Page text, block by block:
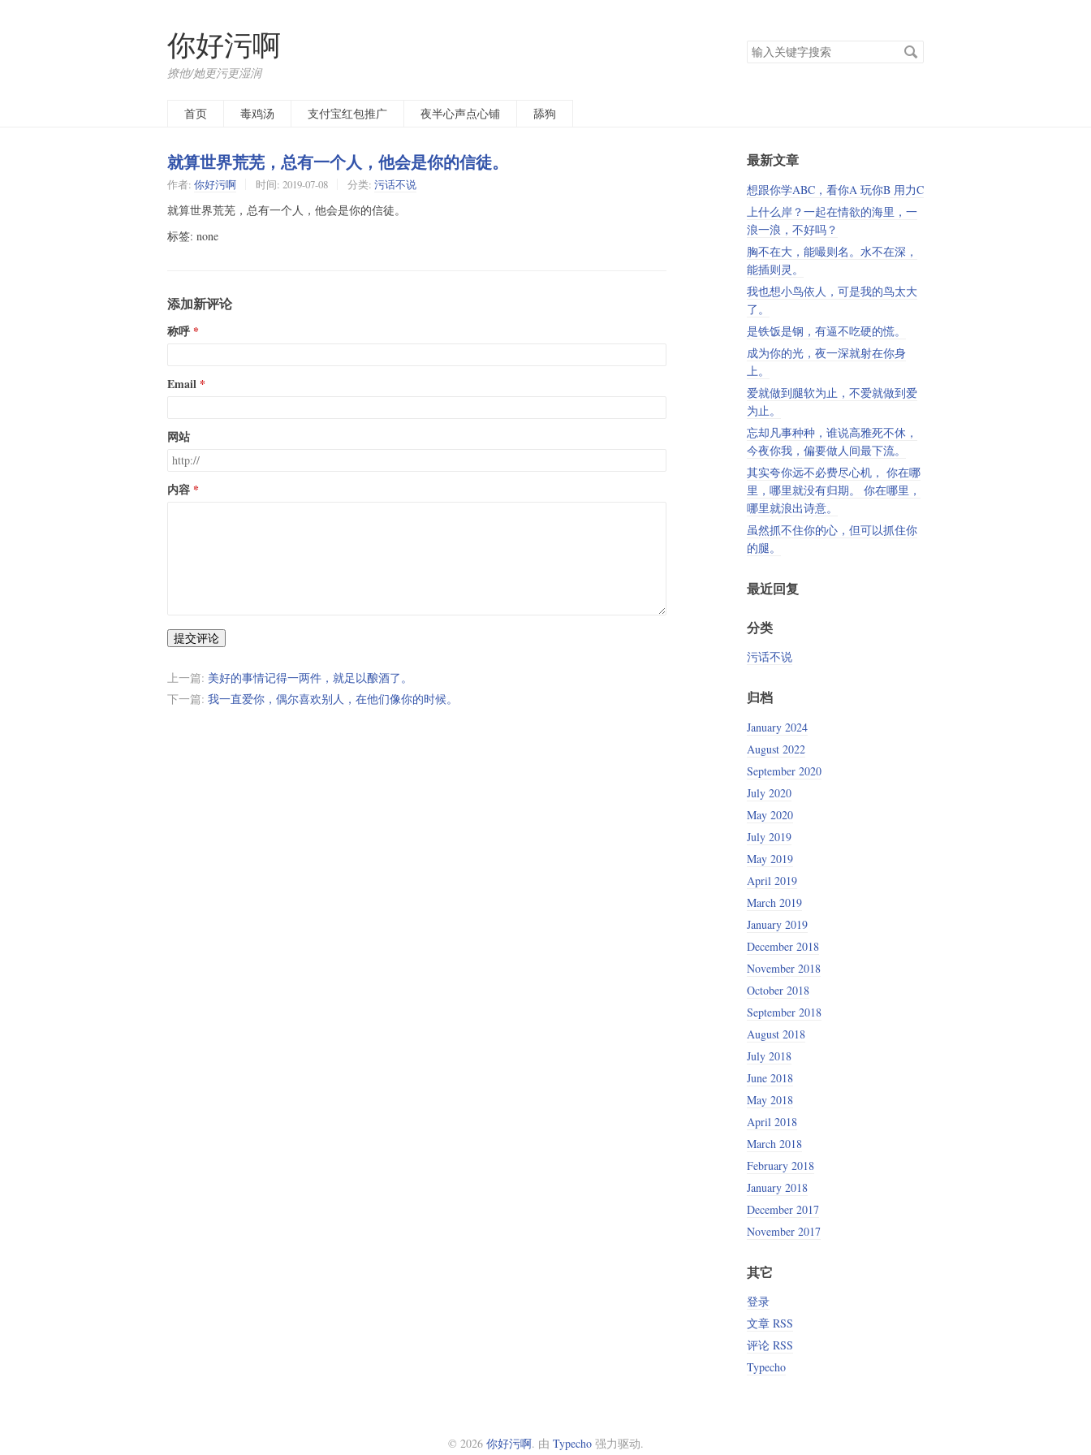
你好污啊
撩他/她更污更湿润
搜
索
首页
毒鸡汤 支付宝红包推广 夜半心声点心铺 舔狗
就算世界荒芜，总有一个人，他会是你的信徒。
作者: 你好污啊 时间: 2019-07-08 分类: 污话不说
就算世界荒芜，总有一个人，他会是你的信徒。
标签: none
添加新评论
称呼
Email
网站
内容
提交评论
上一篇: 美好的事情记得一两件，就足以酿酒了。
下一篇: 我一直爱你，偶尔喜欢别人，在他们像你的时候。
最新文章
想跟你学ABC，看你A 玩你B 用力C
上什么岸？一起在情欲的海里，一
浪一浪，不好吗？
胸不在大，能嘬则名。水不在深，
能插则灵。
我也想小鸟依人，可是我的鸟太大
了。
是铁饭是钢，有逼不吃硬的慌。
成为你的光，夜一深就射在你身
上。
爱就做到腿软为止，不爱就做到爱
为止。
忘却凡事种种，谁说高雅死不休，
今夜你我，偏要做人间最下流。
其实夸你远不必费尽心机， 你在哪
里，哪里就没有归期。 你在哪里，
哪里就浪出诗意。
虽然抓不住你的心，但可以抓住你
的腿。
最近回复
分类
污话不说
归档
January 2024
August 2022
September 2020
July 2020
May 2020
July 2019
May 2019
April 2019
March 2019
January 2019
December 2018
November 2018
October 2018
September 2018
August 2018
July 2018
June 2018
May 2018
April 2018
March 2018
February 2018
January 2018
December 2017
November 2017
其它
登录
文章 RSS
评论 RSS
Typecho
© 2026 你好污啊. 由 Typecho强力驱动.